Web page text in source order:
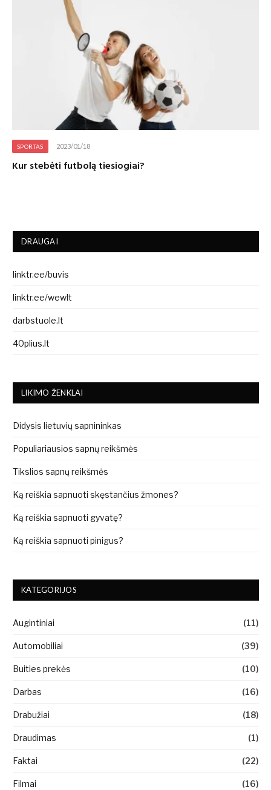
SPORTAS 2023/01/18
Kur stebėti futbolą tiesiogiai?
DRAUGAI
linktr.ee/buvis
linktr.ee/wewlt
darbstuole.lt
40plius.lt
LIKIMO ŽENKLAI
Didysis lietuvių sapnininkas
Populiariausios sapnų reikšmės
Tikslios sapnų reikšmės
Ką reiškia sapnuoti skęstančius žmones?
Ką reiškia sapnuoti gyvatę?
Ką reiškia sapnuoti pinigus?
KATEGORIJOS
Augintiniai (11)
Automobiliai (39)
Buities prekės (10)
Darbas (16)
Drabužiai (18)
Draudimas (1)
Faktai (22)
Filmai (16)